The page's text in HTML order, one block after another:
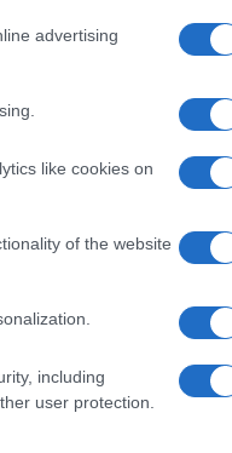
advertising
like cookies on
of the website
including
user protection.
που
της
Κίτον